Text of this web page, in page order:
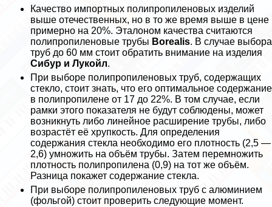
Качество импортных полипропиленовых изделий
выше отечественных, но в то же время выше в цене
примерно на 20%. Эталоном качества считаются
полипропиленовые трубы Borealis. В случае выбора
труб до 60 мм стоит обратить внимание на изделия
Сибур и Лукойл.
При выборе полипропиленовых труб, содержащих
стекло, стоит знать, что его оптимальное содержание
в полипропилене от 17 до 22%. В том случае, если
рамки этого показателя не будут соблюдены, может
возникнуть либо линейное расширение трубы, либо
возрастёт её хрупкость. Для определения
содержания стекла необходимо его плотность (2,5 —
2,6) умножить на объём трубы. Затем перемножить
плотность полипропилена (0,9) на тот же объём.
Разница покажет содержание стекла.
При выборе полипропиленовых труб с алюминием
(фольгой) стоит проверить следующие момент.